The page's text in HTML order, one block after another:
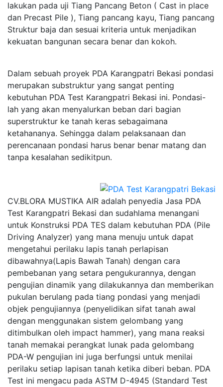
lakukan pada uji Tiang Pancang Beton ( Cast in place
dan Precast Pile ), Tiang pancang kayu, Tiang pancang
Struktur baja dan sesuai kriteria untuk menjadikan
kekuatan bangunan secara benar dan kokoh.
Dalam sebuah proyek PDA Karangpatri Bekasi pondasi
merupakan substruktur yang sangat penting
kebutuhan PDA Test Karangpatri Bekasi ini. Pondasi-
lah yang akan menyalurkan beban dari bagian
superstruktur ke tanah keras sebagaimana
ketahananya. Sehingga dalam pelaksanaan dan
perencanaan pondasi harus benar benar matang dan
tanpa kesalahan sedikitpun.
CV.BLORA MUSTIKA AIR adalah penyedia Jasa PDA
Test Karangpatri Bekasi dan sudahlama menangani
untuk Konstruksi PDA TES dalam kebutuhan PDA (Pile
Driving Analyzer) yang mana menuju untuk dapat
mengetahui perilaku lapis tanah perlapisan
dibawahnya(Lapis Bawah Tanah) dengan cara
pembebanan yang setara pengukurannya, dengan
pengujian dinamik yang dilakukannya dan memberikan
pukulan berulang pada tiang pondasi yang menjadi
objek pengujiannya (penyelidikan sifat tanah awal
dengan menggunakan sistem gelombang yang
ditimbulkan oleh impact hammer), yang mana reaksi
tanah memakai perangkat lunak pada gelombang
PDA-W pengujian ini juga berfungsi untuk menilai
perilaku setiap lapisan tanah ketika diberi beban. PDA
Test ini mengacu pada ASTM D-4945 (Standard Test